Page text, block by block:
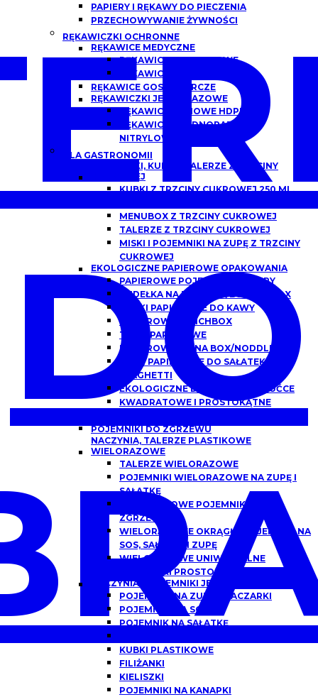
DO
PAPIERY I RĘKAWY DO PIECZENIA
PRZECHOWYWANIE ŻYWNOŚCI
RĘKAWICZKI OCHRONNE
RĘKAWICE MEDYCZNE
RĘKAWICZKI NITRYLOWE
RĘKAWICZKI LATEKSOWE
RĘKAWICE GOSPODARCZE
RĘKAWICZKI JEDNORAZOWE
RĘKAWICE FOLIOWE HDPE
RĘKAWICZKI JEDNORAZOWE
NITRYLOWE
DLA GASTRONOMII
POJEMNIKI, KUBKI I TALERZE Z TRZCINY
CUKROWEJ
KUBKI Z TRZCINY CUKROWEJ 250 ML,
MENUBOX Z TRZCINY CUKROWEJ
TALERZE Z TRZCINY CUKROWEJ
MISKI I POJEMNIKI NA ZUPĘ Z TRZCINY
CUKROWEJ
EKOLOGICZNE PAPIEROWE OPAKOWANIA
PAPIEROWE POJEMNIKI DO ZUPY
PUDEŁKA NA BURGERY/BURGER BOX
KUBKI PAPIEROWE DO KAWY
PAPIEROWE LUNCHBOX
TACKI PAPIEROWE
PAPIEROWE CHINA BOX/NODDLEBOX
MISKI PAPIEROWE DO SAŁATEK,
SPAGHETTI
EKOLOGICZNE DREWNIANE SZTUĆCE
KWADRATOWE I PROSTOKĄTNE
POJEMNIKI DO ZGRZEWU
NACZYNIA, TALERZE PLASTIKOWE
WIELORAZOWE
TALERZE WIELORAZOWE
POJEMNIKI WIELORAZOWE NA ZUPĘ I
SAŁATKĘ
WIELORAZOWE POJEMNIKI DO
ZGRZEWU
WIELORAZOWE OKRĄGŁE POJEMNIKI NA
SOS, SAŁATKĘ I ZUPĘ
WIELORAZOWE UNIWERSALNE
POJEMNIKI PROSTOKĄTNE
NACZYNIA I POJEMNIKI JEDNORAZOWE
POJEMNIKI NA ZUPĘ, FLACZARKI
POJEMNIKI NA SOS
POJEMNIK NA SAŁATKĘ
KUBKI PLASTIKOWE
FILIŻANKI
KIELISZKI
POJEMNIKI NA KANAPKI